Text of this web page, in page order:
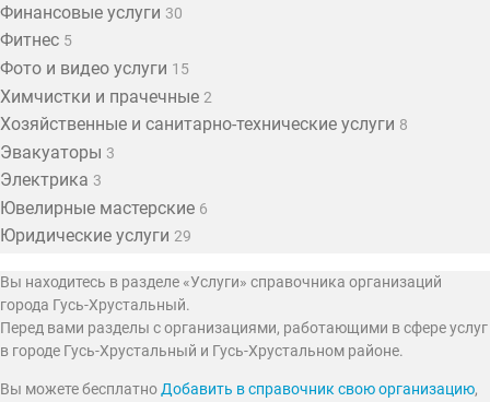
Финансовые услуги 30
Фитнес 5
Фото и видео услуги 15
Химчистки и прачечные 2
Хозяйственные и санитарно-технические услуги 8
Эвакуаторы 3
Электрика 3
Ювелирные мастерские 6
Юридические услуги 29
Вы находитесь в разделе «Услуги» справочника организаций
города Гусь-Хрустальный.
Перед вами разделы с организациями, работающими в сфере услуг
в городе Гусь-Хрустальный и Гусь-Хрустальном районе.
Вы можете бесплатноДобавить в справочник свою организацию,